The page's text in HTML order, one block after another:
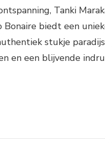
Tanki
biedt een
stukje
en een blijvende